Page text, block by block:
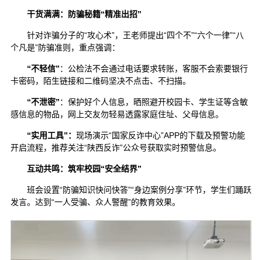
干货满满：防骗秘籍“精准出招”
针对诈骗分子的“攻心术”，王老师提出“四个不”“六个一律”“八
个凡是”防骗准则，重点强调：
“不轻信”：公检法不会通过电话要求转账，客服不会索要银行
卡密码，陌生链接和二维码坚决不点击、不扫描。
“不泄密”：保护好个人信息，晒照避开校园卡、学生证等含敏
感信息的物品，网上交友勿轻易透露家庭住址、父母信息。
“实用工具”： 现场演示“国家反诈中心”APP的下载及预警功能
开启流程，推荐关注“陕西反诈”公众号获取实时预警信息。
互动共鸣：筑牢校园“安全结界”
班会设置“防骗知识快问快答”“身边案例分享”环节，学生们踊跃
发言。达到“一人受骗、众人警醒”的教育效果。